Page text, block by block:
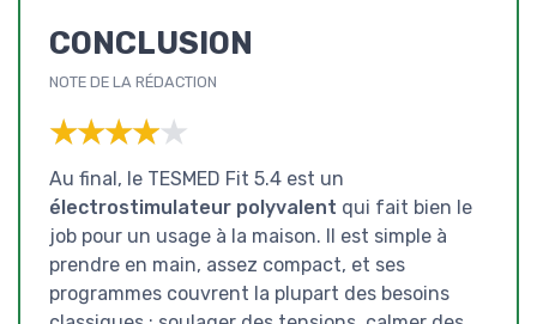
CONCLUSION
NOTE DE LA RÉDACTION
★★★★★
★★★★★
Au final, le TESMED Fit 5.4 est un
électrostimulateur polyvalent qui fait bien le
job pour un usage à la maison. Il est simple à
prendre en main, assez compact, et ses
programmes couvrent la plupart des besoins